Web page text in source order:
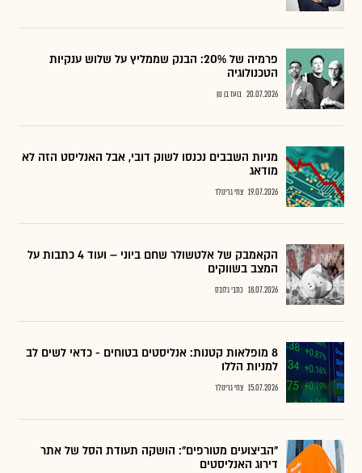
פרמיה של 20%: הבנק שממליץ על שלוש ענקיות
הטכנולוגיה
20.07.2026 בועז בן נון
מניות השבבים נכנסו לשוק דובי, אבל האנליסט הזה לא
מודאג
19.07.2026 צחי גרינולד
הקאמבק של אלטשולר שחם ביוני – ועוד 4 כתבות על
המצב בשווקים
18.07.2026 כתבי גלובס
8 מופלאות קטנות: אנליסטים בטוחים - כדאי לשים לב
למניות הללו
15.07.2026 צחי גרינולד
"הביצועים מטורפים": הושקה תעודת הסל של אתר
דירוג האנליסטים